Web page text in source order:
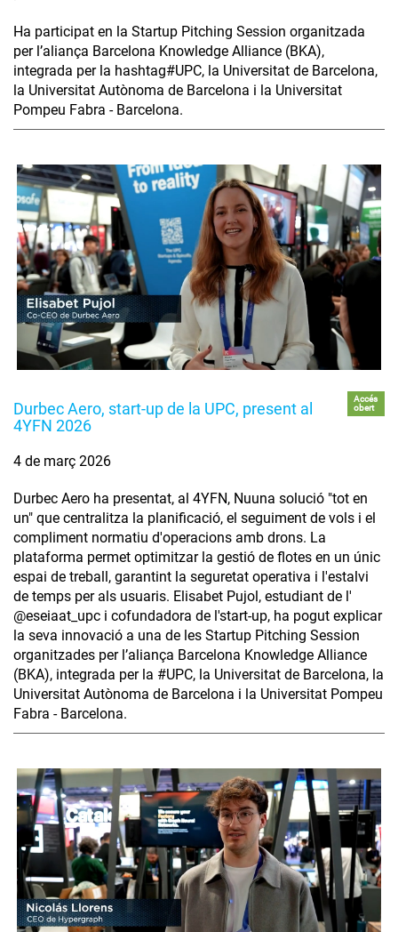
Ha participat en la Startup Pitching Session organitzada
per l’aliança Barcelona Knowledge Alliance (BKA),
integrada per la hashtag#UPC, la Universitat de Barcelona,
la Universitat Autònoma de Barcelona i la Universitat
Pompeu Fabra - Barcelona.
Durbec Aero, start-up de la UPC, present al
4YFN 2026
Accés
obert
4 de març 2026
Durbec Aero ha presentat, al 4YFN, Nuuna solució "tot en
un" que centralitza la planificació, el seguiment de vols i el
compliment normatiu d'operacions amb drons. La
plataforma permet optimitzar la gestió de flotes en un únic
espai de treball, garantint la seguretat operativa i l'estalvi
de temps per als usuaris. Elisabet Pujol, estudiant de l'
@eseiaat_upc i cofundadora de l'start-up, ha pogut explicar
la seva innovació a una de les Startup Pitching Session
organitzades per l’aliança Barcelona Knowledge Alliance
(BKA), integrada per la #UPC, la Universitat de Barcelona, la
Universitat Autònoma de Barcelona i la Universitat Pompeu
Fabra - Barcelona.